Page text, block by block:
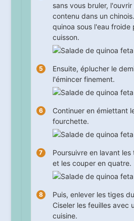
sans vous bruler,
contenu dans un
quinoa sous l'eau froide
cuisson.
Ensuite, éplucher le
l'émincer finement.
Continuer en émiettant
fourchette.
Poursuivre en lavant
et les couper en quatre.
Puis, enlever les tiges
Ciseler les feuilles avec
cuisine.